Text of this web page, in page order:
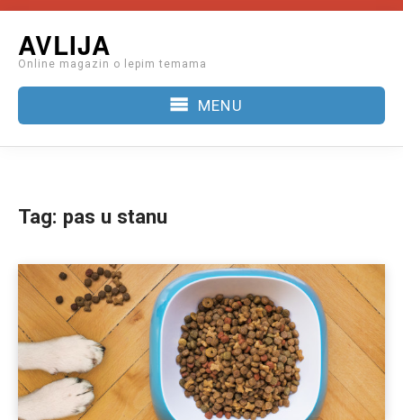
content
AVLIJA
Online magazin o lepim temama
MENU
Tag: pas u stanu